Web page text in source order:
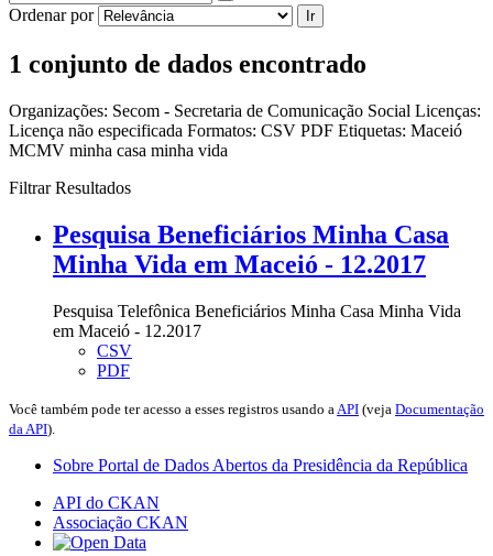
Ordenar por Ir
1 conjunto de dados encontrado
Organizações: Secom - Secretaria de Comunicação Social Licenças:
Licença não especificada Formatos: CSV PDF Etiquetas: Maceió
MCMV minha casa minha vida
Filtrar Resultados
Pesquisa Beneficiários Minha Casa
Minha Vida em Maceió - 12.2017
Pesquisa Telefônica Beneficiários Minha Casa Minha Vida
em Maceió - 12.2017
CSV
PDF
Você também pode ter acesso a esses registros usando a API (veja Documentação
da API).
Sobre Portal de Dados Abertos da Presidência da República
API do CKAN
Associação CKAN